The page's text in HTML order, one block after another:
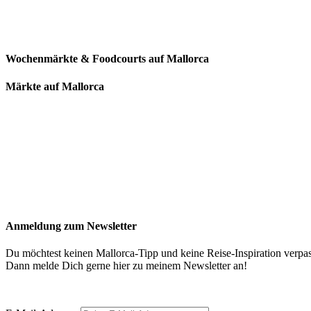
Wochenmärkte & Foodcourts auf Mallorca
Märkte auf Mallorca
Anmeldung zum Newsletter
Du möchtest keinen Mallorca-Tipp und keine Reise-Inspiration
Dann melde Dich gerne hier zu meinem Newsletter an!